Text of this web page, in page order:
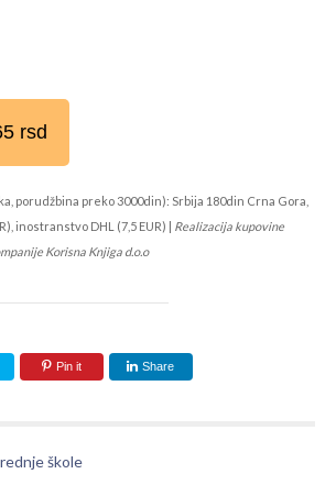
rsd
porudžbina preko 3000din): Srbija 180din Crna Gora,
inostranstvo DHL (7,5 EUR) | Realizacija kupovine
Korisna Knjiga d.o.o
Pin it Share
škole